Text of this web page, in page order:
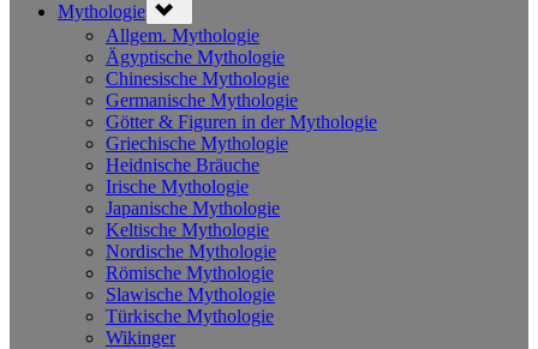
Mythologie sub-
menu
Allgem. Mythologie
Ägyptische Mythologie
Chinesische Mythologie
Germanische Mythologie
Götter & Figuren in der Mythologie
Griechische Mythologie
Heidnische Bräuche
Irische Mythologie
Japanische Mythologie
Keltische Mythologie
Nordische Mythologie
Römische Mythologie
Slawische Mythologie
Türkische Mythologie
Wikinger